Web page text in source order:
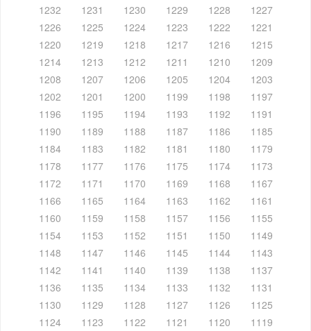
1232
1231 1230 1229 1228
1227
1226
1225 1224 1223 1222
1221
1220
1219 1218 1217 1216
1215
1214
1213 1212 1211 1210
1209
1208
1207 1206 1205 1204
1203
1202
1201 1200 1199 1198
1197
1196
1195 1194 1193 1192
1191
1190
1189 1188 1187 1186
1185
1184
1183 1182 1181 1180
1179
1178
1177 1176 1175 1174
1173
1172
1171 1170 1169 1168
1167
1166
1165 1164 1163 1162
1161
1160
1159 1158 1157 1156
1155
1154
1153 1152 1151 1150
1149
1148
1147 1146 1145 1144
1143
1142
1141 1140 1139 1138
1137
1136
1135 1134 1133 1132
1131
1130
1129 1128 1127 1126
1125
1124
1123 1122 1121 1120
1119